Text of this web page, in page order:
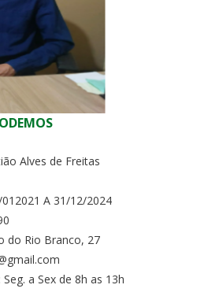
Alves de Freitas
A 31/12/2024
do Rio Branco, 27
a Sex de 8h as 13h